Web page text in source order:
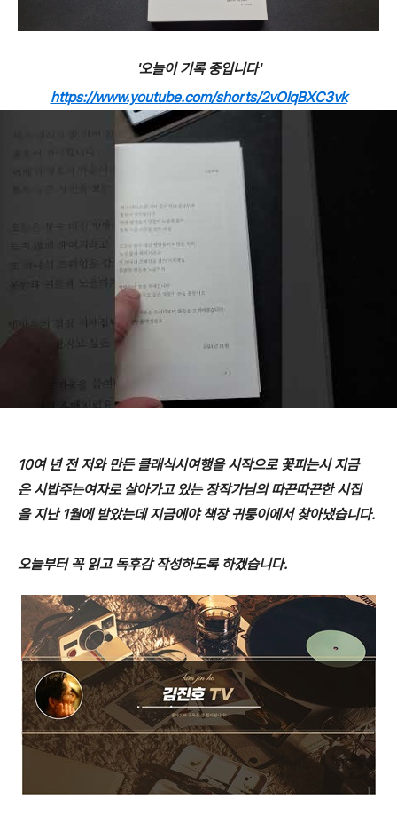
'오늘이 기록 중입니다'
https://www.youtube.com/shorts/2vOlqBXC3vk
10여 년 전 저와 만든 클래식시여행을 시작으로 꽃피는시 지금
은 시밥주는여자로 살아가고 있는 장작가님의 따끈따끈한 시집
을 지난 1월에 받았는데 지금에야 책장 귀퉁이에서 찾아냈습니다.
오늘부터 꼭 읽고 독후감 작성하도록 하겠습니다.